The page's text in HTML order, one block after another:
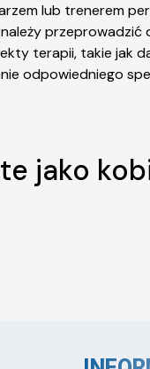
lub trenerem
przeprowadzić
terapii, takie jak
odpowiedniego
jako